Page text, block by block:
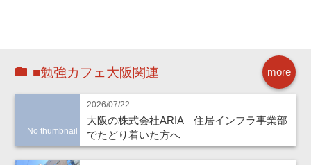
more
■勉強カフェ大阪関連
No thumbnail
2026/07/22
大阪の株式会社ARIA 住居インフラ事業部
でたどり着いた方へ